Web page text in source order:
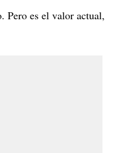
Pero es el valor actual,